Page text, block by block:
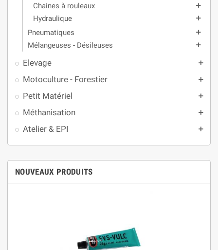
Chaines à rouleaux add
Hydraulique add
Pneumatiques add
Mélangeuses - Désileuses add
Elevage add
Motoculture - Forestier add
Petit Matériel add
Méthanisation add
Atelier & EPI add
NOUVEAUX PRODUITS